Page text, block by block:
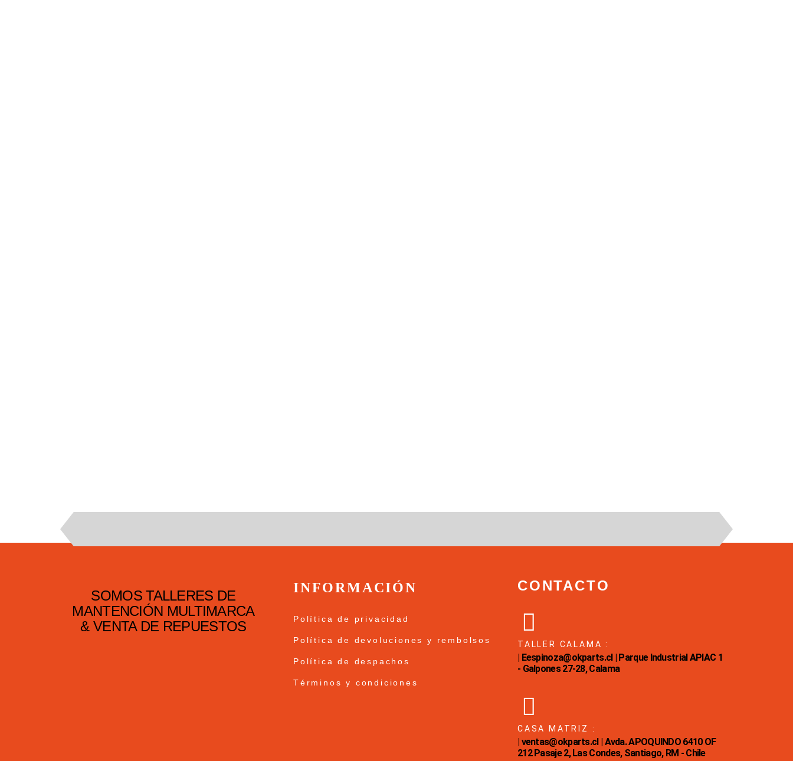
SOMOS TALLERES DE
MANTENCIÓN MULTIMARCA
& VENTA DE REPUESTOS
INFORMACIÓN
Política de privacidad
Política de devoluciones y rembolsos
Política de despachos
Términos y condiciones
CONTACTO
TALLER CALAMA :
| Eespinoza@okparts.cl | Parque Industrial APIAC 1
- Galpones 27-28, Calama
CASA MATRIZ :
| ventas@okparts.cl | Avda. APOQUINDO 6410 OF
212 Pasaje 2, Las Condes, Santiago, RM - Chile